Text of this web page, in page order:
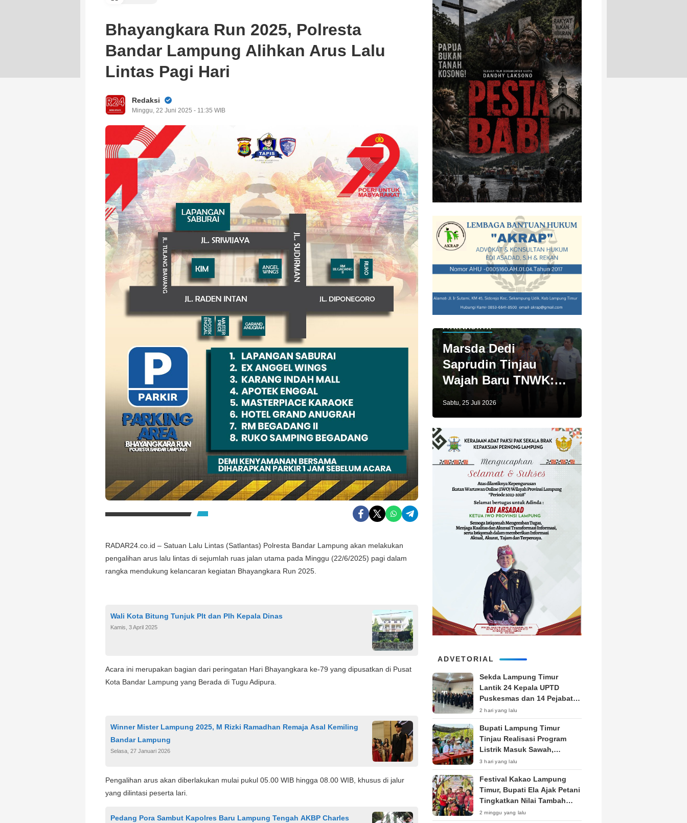
Bhayangkara Run 2025, Polresta
Bandar Lampung Alihkan Arus Lalu
Lintas Pagi Hari
Redaksi
Minggu, 22 Juni 2025 - 11:35 WIB
RADAR24.co.id – Satuan Lalu Lintas (Satlantas) Polresta Bandar Lampung akan melakukan
pengalihan arus lalu lintas di sejumlah ruas jalan utama pada Minggu (22/6/2025) pagi dalam
rangka mendukung kelancaran kegiatan Bhayangkara Run 2025.
Wali Kota Bitung Tunjuk Plt dan Plh Kepala Dinas
Kamis, 3 April 2025
Acara ini merupakan bagian dari peringatan Hari Bhayangkara ke-79 yang dipusatkan di Pusat
Kota Bandar Lampung yang Berada di Tugu Adipura.
Winner Mister Lampung 2025, M Rizki Ramadhan Remaja Asal Kemiling
Bandar Lampung
Selasa, 27 Januari 2026
Pengalihan arus akan diberlakukan mulai pukul 05.00 WIB hingga 08.00 WIB, khusus di jalur
yang dilintasi peserta lari.
Pedang Pora Sambut Kapolres Baru Lampung Tengah AKBP Charles
PARIWISATA
Marsda Dedi
Saprudin Tinjau
Wajah Baru TNWK:
Sabtu, 25 Juli 2026
ADVETORIAL
‎Sekda Lampung Timur
Lantik 24 Kepala UPTD
Puskesmas dan 14 Pejabat
Fungsional, Dorong Inovasi
dan Pelayanan Prima
2 hari yang lalu
Bupati Lampung Timur
Tinjau Realisasi Program
Listrik Masuk Sawah,
Siapkan Subsidi KWH untuk
Petani
3 hari yang lalu
‎Festival Kakao Lampung
Timur, Bupati Ela Ajak Petani
Tingkatkan Nilai Tambah
Produk
2 minggu yang lalu